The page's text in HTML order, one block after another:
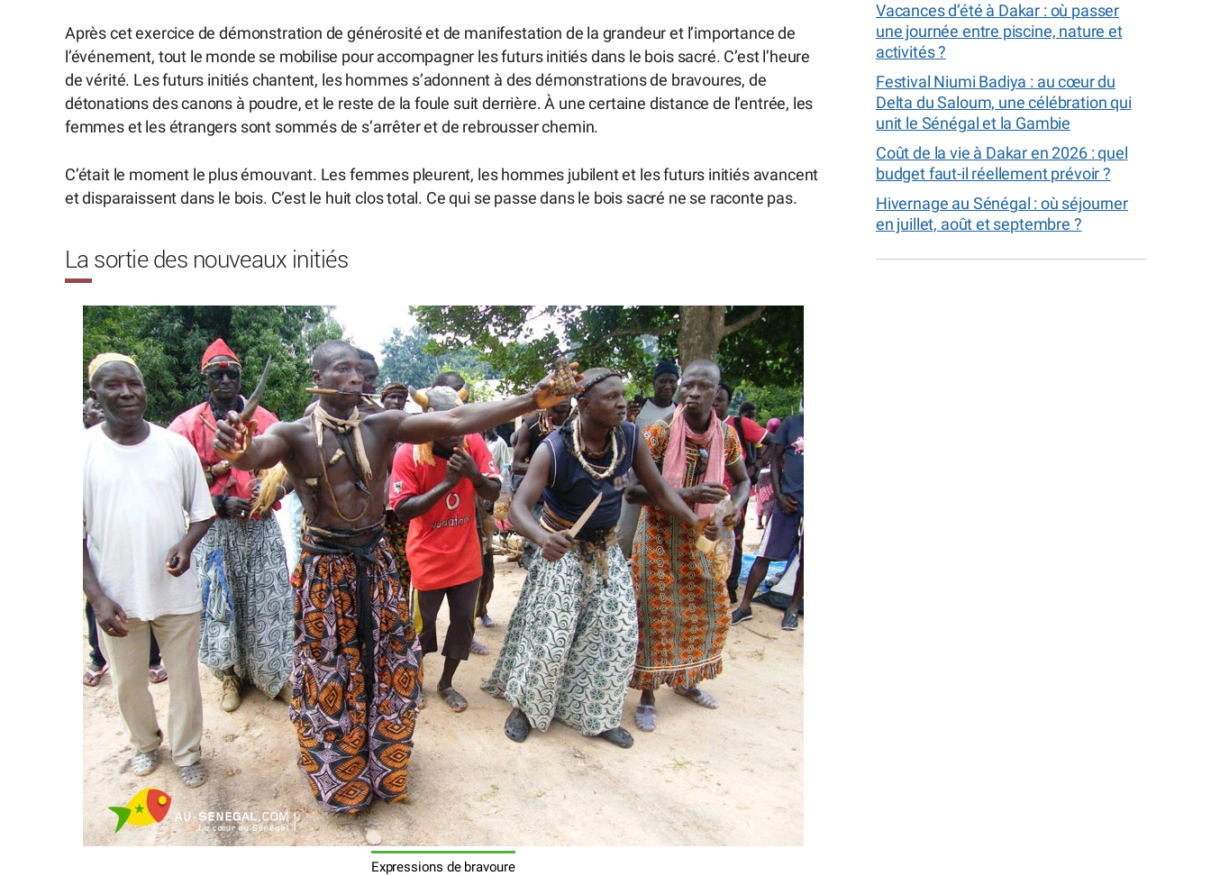
Après cet exercice de démonstration de générosité et de manifestation de la grandeur et l’importance de
l’événement, tout le monde se mobilise pour accompagner les futurs initiés dans le bois sacré. C’est l’heure
de vérité. Les futurs initiés chantent, les hommes s’adonnent à des démonstrations de bravoures, de
détonations des canons à poudre, et le reste de la foule suit derrière. À une certaine distance de l’entrée, les
femmes et les étrangers sont sommés de s’arrêter et de rebrousser chemin.
C’était le moment le plus émouvant. Les femmes pleurent, les hommes jubilent et les futurs initiés avancent
et disparaissent dans le bois. C’est le huit clos total. Ce qui se passe dans le bois sacré ne se raconte pas.
La sortie des nouveaux initiés
Expressions de bravoure
Vacances d’été à Dakar : où passer
une journée entre piscine, nature et
activités ?
Festival Niumi Badiya : au cœur du
Delta du Saloum, une célébration qui
unit le Sénégal et la Gambie
Coût de la vie à Dakar en 2026 : quel
budget faut-il réellement prévoir ?
Hivernage au Sénégal : où séjourner
en juillet, août et septembre ?